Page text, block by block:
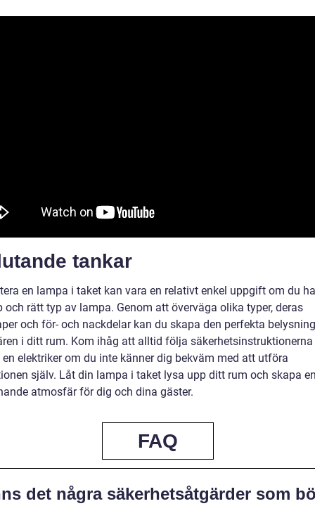
tankar
en lampa i taket kan vara en relativt enkel uppgift om du
och rätt typ av lampa. Genom att överväga olika typer, deras
och för- och nackdelar kan du skapa den perfekta
i ditt rum. Kom ihåg att alltid följa
elektriker om du inte känner dig bekväm med att utföra
själv. Låt din lampa i taket lysa upp ditt rum och skapa
atmosfär för dig och dina gäster.
FAQ
det några säkerhetsåtgärder som